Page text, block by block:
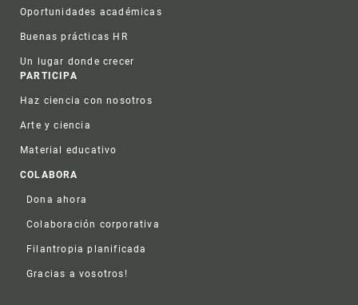
Oportunidades académicas
Buenas prácticas HR
Un lugar donde crecer
PARTICIPA
Haz ciencia con nosotros
Arte y ciencia
Material educativo
COLABORA
Dona ahora
Colaboración corporativa
Filantropia planificada
Gracias a vosotros!